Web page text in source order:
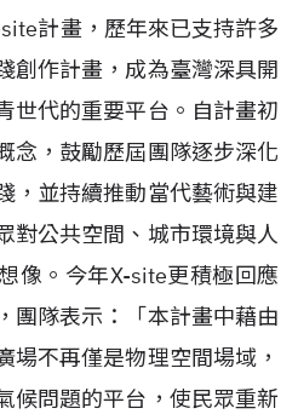
計畫，歷年來已支持許多
創作計畫，成為臺灣深具開
世代的重要平台。自計畫初
念，鼓勵歷屆團隊逐步深化
，並持續推動當代藝術與建
對公共空間、城市環境與人
像。今年X-site更積極回應
團隊表示：「本計畫中藉由
場不再僅是物理空間場域，
候問題的平台，使民眾重新